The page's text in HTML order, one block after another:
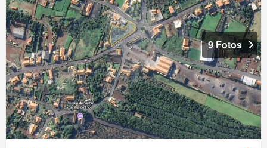
9 Fotos